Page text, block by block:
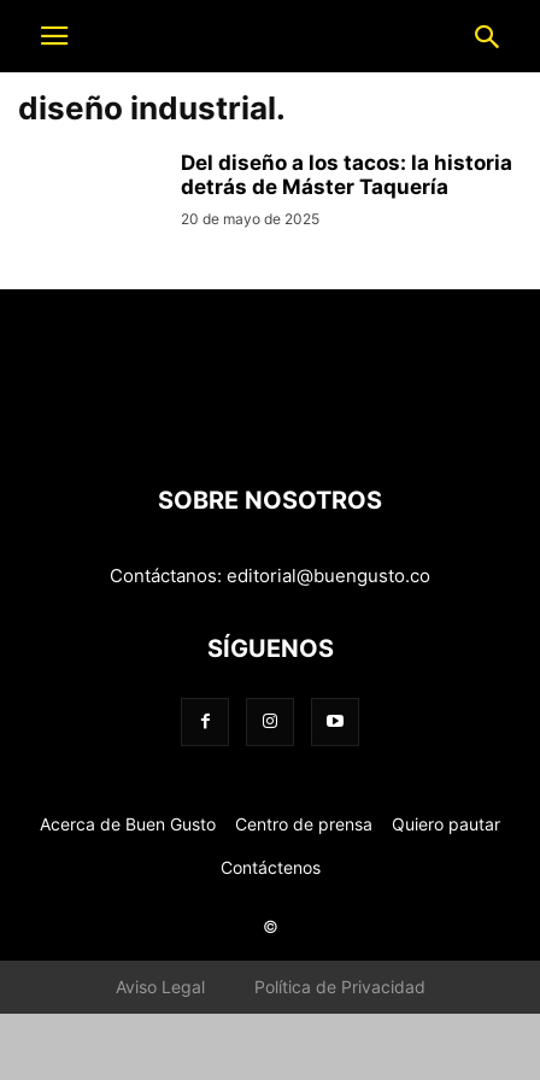
diseño industrial.
Del diseño a los tacos: la historia
detrás de Máster Taquería
20 de mayo de 2025
SOBRE NOSOTROS
Contáctanos: editorial@buengusto.co
SÍGUENOS
Acerca de Buen Gusto Centro de prensa Quiero pautar
Contáctenos
©
Aviso Legal Política de Privacidad